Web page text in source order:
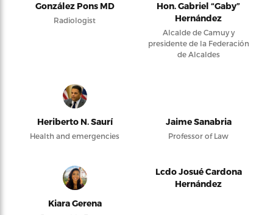
González Pons MD
Radiologist
Hon. Gabriel “Gaby”
Hernández
Alcalde de Camuy y
presidente de la Federación
de Alcaldes
Heriberto N. Saurí
Health and emergencies
Jaime Sanabria
Professor of Law
Kiara Gerena
Lcdo Josué Cardona
Hernández